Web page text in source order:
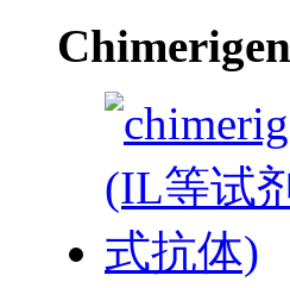
Chimerigen